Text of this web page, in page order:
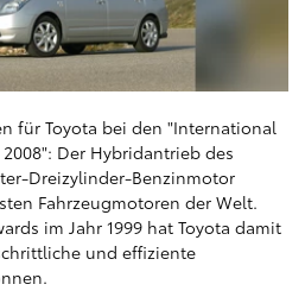
für Toyota bei den "International
Der Hybridantrieb des
Dreizylinder-Benzinmotor
Fahrzeugmotoren der Welt.
im Jahr 1999 hat Toyota damit
und effiziente